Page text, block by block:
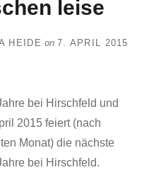
leise
HEIDE on 7. APRIL 2015
bei Hirschfeld und
2015 feiert (nach
Monat) die nächste
bei Hirschfeld.